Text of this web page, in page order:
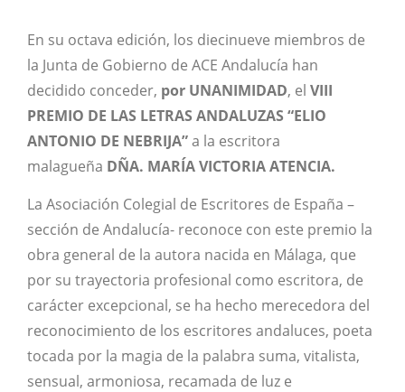
En su octava edición, los diecinueve miembros de
la Junta de Gobierno de ACE Andalucía han
decidido conceder, por UNANIMIDAD, el VIII
PREMIO DE LAS LETRAS ANDALUZAS “ELIO
ANTONIO DE NEBRIJA”a la escritora
malagueña DÑA. MARÍA VICTORIA ATENCIA.
La Asociación Colegial de Escritores de España –
sección de Andalucía- reconoce con este premio la
obra general de la autora nacida en Málaga, que
por su trayectoria profesional como escritora, de
carácter excepcional, se ha hecho merecedora del
reconocimiento de los escritores andaluces, poeta
tocada por la magia de la palabra suma, vitalista,
sensual, armoniosa, recamada de luz e